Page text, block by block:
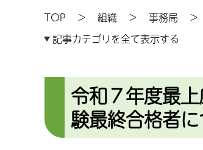
TOP 組織 事務局
記事カテゴリを全て表示する
令和７年度最
験最終合格者